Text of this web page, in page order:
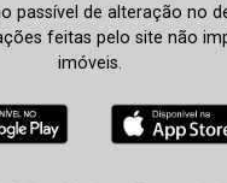
de alteração no
feitas pelo site não
imóveis.